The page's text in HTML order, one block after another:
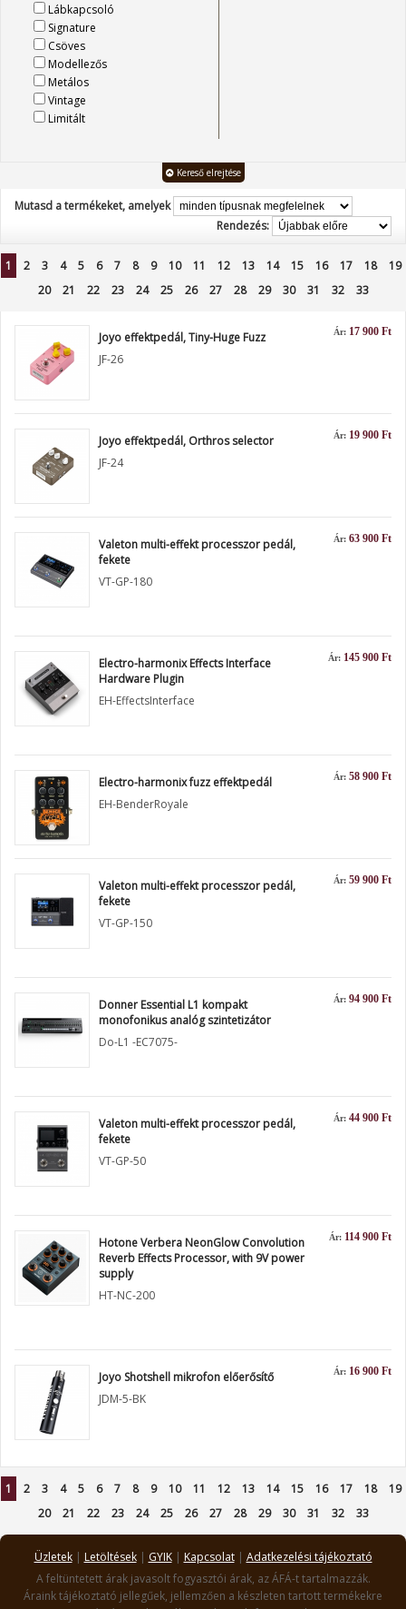
Lábkapcsoló
Signature
Csöves
Modellezős
Metálos
Vintage
Limitált
Kereső elrejtése
Mutasd a termékeket, amelyek
Rendezés:
1 2 3 4 5 6 7 8 9 10 11 12 13 14 15 16 17 18
19
20
21 22 23 24 25 26 27 28 29 30 31 32 33
Ár: 17 900 Ft
Joyo effektpedál, Tiny-Huge Fuzz
JF-26
Ár: 19 900 Ft
Joyo effektpedál, Orthros selector
JF-24
Ár: 63 900 Ft
Valeton multi-effekt processzor pedál,
fekete
VT-GP-180
Ár: 145 900 Ft
Electro-harmonix Effects Interface
Hardware Plugin
EH-EffectsInterface
Ár: 58 900 Ft
Electro-harmonix fuzz effektpedál
EH-BenderRoyale
Ár: 59 900 Ft
Valeton multi-effekt processzor pedál,
fekete
VT-GP-150
Ár: 94 900 Ft
Donner Essential L1 kompakt
monofonikus analóg szintetizátor
Do-L1 -EC7075-
Ár: 44 900 Ft
Valeton multi-effekt processzor pedál,
fekete
VT-GP-50
Ár: 114 900 Ft
Hotone Verbera NeonGlow Convolution
Reverb Effects Processor, with 9V power
supply
HT-NC-200
Ár: 16 900 Ft
Joyo Shotshell mikrofon előerősítő
JDM-5-BK
1 2 3 4 5 6 7 8 9 10 11 12 13 14 15 16 17 18
19
20
21 22 23 24 25 26 27 28 29 30 31 32 33
Üzletek| Letöltések| GYIK| Kapcsolat| Adatkezelési tájékoztató
A feltüntetett árak javasolt fogyasztói árak, az ÁFÁ-t tartalmazzák.
Áraink tájékoztató jellegűek, jellemzően a készleten tartott termékekre